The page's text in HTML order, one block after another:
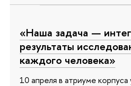
«Наша задача —
результаты
каждого человека»
10 апреля в атриуме корпуса